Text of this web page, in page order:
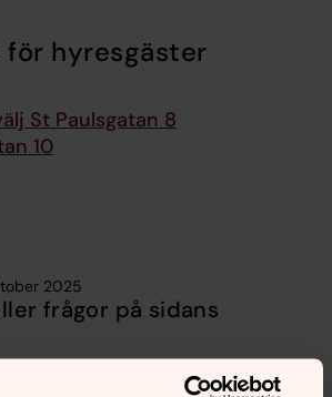
för hyresgäster
St Paulsgatan 8
10
2025
frågor på sidans